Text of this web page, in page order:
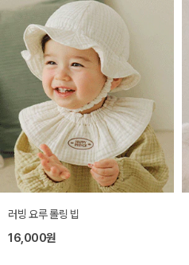
러빙 요루 롤링 빕
16,000원